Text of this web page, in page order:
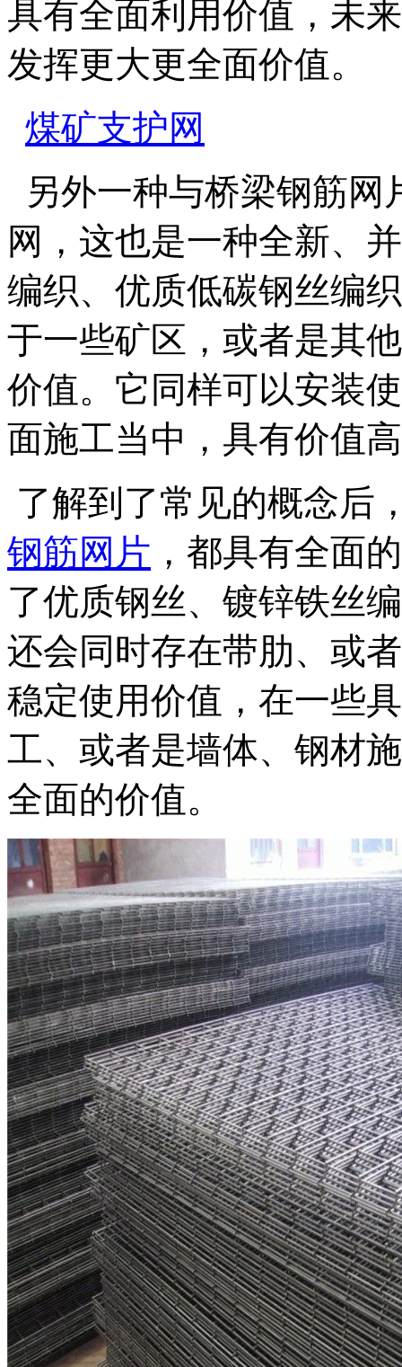
具有全面利用价值，未
发挥更大更全面价值。
煤矿支护网
另外一种与桥梁钢筋网
网，这也是一种全新、
编织、优质低碳钢丝编
于一些矿区，或者是其
价值。它同样可以安装
面施工当中，具有价值
了解到了常见的概念后
钢筋网片 ，都具有全面
了优质钢丝、镀锌铁丝
还会同时存在带肋、或
稳定使用价值，在一些
工、或者是墙体、钢材
全面的价值。